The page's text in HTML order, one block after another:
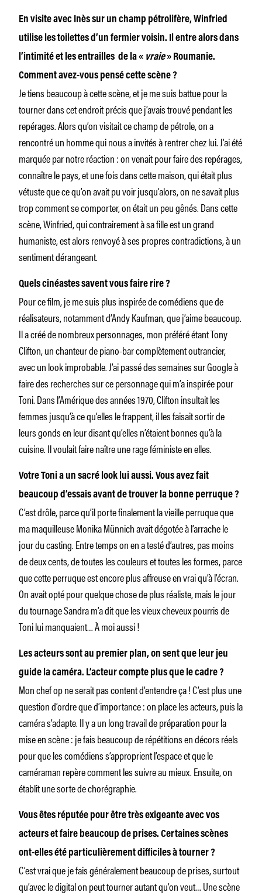
En visite avec Inès sur un champ pétrolifère, Winfried
utilise les toilettes d’un fermier voisin. Il entre alors dans
l’intimité et les entrailles de la « vraie» Roumanie.
Comment avez-vous pensé cette scène ?
Je tiens beaucoup à cette scène, et je me suis battue pour la
tourner dans cet endroit précis que j’avais trouvé pendant les
repérages. Alors qu’on visitait ce champ de pétrole, on a
rencontré un homme qui nous a invités à rentrer chez lui. J’ai été
marquée par notre réaction : on venait pour faire des repérages,
connaître le pays, et une fois dans cette maison, qui était plus
vétuste que ce qu’on avait pu voir jusqu’alors, on ne savait plus
trop comment se comporter, on était un peu gênés. Dans cette
scène, Winfried, qui contrairement à sa fille est un grand
humaniste, est alors renvoyé à ses propres contradictions, à un
sentiment dérangeant.
Quels cinéastes savent vous faire rire ?
Pour ce film, je me suis plus inspirée de comédiens que de
réalisateurs, notamment d’Andy Kaufman, que j’aime beaucoup.
Il a créé de nombreux personnages, mon préféré étant Tony
Clifton, un chanteur de piano-bar complètement outrancier,
avec un look improbable. J’ai passé des semaines sur Google à
faire des recherches sur ce personnage qui m’a inspirée pour
Toni. Dans l’Amérique des années 1970, Clifton insultait les
femmes jusqu’à ce qu’elles le frappent, il les faisait sortir de
leurs gonds en leur disant qu’elles n’étaient bonnes qu’à la
cuisine. Il voulait faire naître une rage féministe en elles.
Votre Toni a un sacré look lui aussi. Vous avez fait
beaucoup d’essais avant de trouver la bonne perruque ?
C’est drôle, parce qu’il porte finalement la vieille perruque que
ma maquilleuse Monika Münnich avait dégotée à l’arrache le
jour du casting. Entre temps on en a testé d’autres, pas moins
de deux cents, de toutes les couleurs et toutes les formes, parce
que cette perruque est encore plus affreuse en vrai qu’à l’écran.
On avait opté pour quelque chose de plus réaliste, mais le jour
du tournage Sandra m’a dit que les vieux cheveux pourris de
Toni lui manquaient… À moi aussi !
Les acteurs sont au premier plan, on sent que leur jeu
guide la caméra. L’acteur compte plus que le cadre ?
Mon chef op ne serait pas content d’entendre ça ! C’est plus une
question d’ordre que d’importance : on place les acteurs, puis la
caméra s’adapte. Il y a un long travail de préparation pour la
mise en scène : je fais beaucoup de répétitions en décors réels
pour que les comédiens s’approprient l’espace et que le
caméraman repère comment les suivre au mieux. Ensuite, on
établit une sorte de chorégraphie.
Vous êtes réputée pour être très exigeante avec vos
acteurs et faire beaucoup de prises. Certaines scènes
ont-elles été particulièrement difficiles à tourner ?
C’est vrai que je fais généralement beaucoup de prises, surtout
qu’avec le digital on peut tourner autant qu’on veut… Une scène